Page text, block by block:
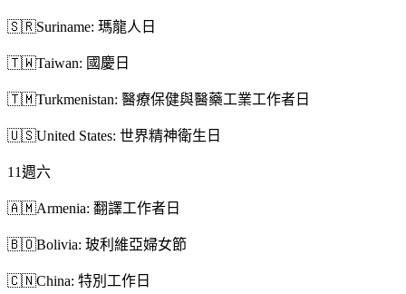
🇸🇷Suriname: 瑪龍人日
🇹🇼Taiwan: 國慶日
🇹🇲Turkmenistan: 醫療保健與醫藥工業工作者日
🇺🇸United States: 世界精神衛生日
11週六
🇦🇲Armenia: 翻譯工作者日
🇧🇴Bolivia: 玻利維亞婦女節
🇨🇳China: 特別工作日